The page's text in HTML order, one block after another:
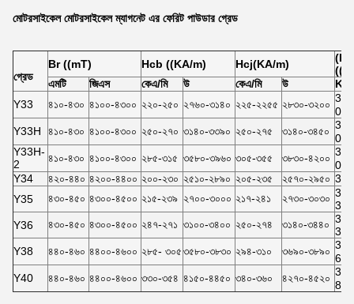
মোটরসাইকেল মোটরসাইকেল ম্যাগনেট এর ফেরিট পাউডার গ্রেড
গ্রেড
Br ((mT) Hcb ((KA/m) Hcj(KA/m)
এমটি
জিএস কেএ/মি উ কেএ/মি উ
Y33
৪১০-৪৩০ ৪১০০-৪৩০০ ২২০-২৫০ ২৭৬০-৩১৪০ ২২৫-২২৫৫ ২৮৩০-৩২০০
0
Y33H
৪১০-৪৩০ ৪১০০-৪৩০০ ২৫০-২৭০ ৩১৪০-৩৩৯০ ২৫০-২৭৫ ৩১৪০-৩৪৫০
0
Y33H-
2
৪১০-৪৩০ ৪১০০-৪৩০০ ২৮৫-৩১৫ ৩৫৮০-৩৯৬০ ৩০৫-৩৫৫ ৩৮৩০-৪২০০
0
Y34
৪২০-৪৪০ ৪২০০-৪৪০০ ২০০-২৩০ ২৫১০-২৮৯০ ২০৫-২৩৫ ২৫৭০-২৯৫০
Y35
৪৩০-৪৫০ ৪৩০০-৪৫০০ ২১৫-২৩৯ ২৭০০-৩০০০ ২১৭-২৪১ ২৭৩০-৩০৩০
Y36
৪৩০-৪৫০ ৪৩০০-৪৫০০ ২৪৭-২৭১ ৩১০০-৩৪০০ ২৫০-২৭৪ ৩১৪০-৩৪৪০
Y38
৪৪০-৪৬০ ৪৪০০-৪৬০০ ২৮৫- ৩০৫৩৫৮০-৩৮৩০ ২৯৪-৩১০ ৩৬৯০-৩৮৯০
6
Y40
৪৪০-৪৬০ ৪৪০০-৪৬০০ ৩৩০-৩৫৪ ৪১৫০-৪৪৫০ ৩৪০-৩৬০ ৪২৭০-৪৫২০
8